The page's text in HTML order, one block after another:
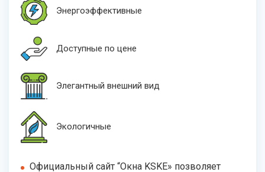
Энергоэффективные
Доступные по цене
Элегантный внешний вид
Экологичные
Официальный сайт “Окна KSKE» позволяет